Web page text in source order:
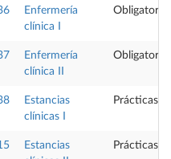
Enfermería
clínica I
Obligatoria
Enfermería
clínica II
Obligatoria
Estancias
clínicas I
Prácticas
Estancias
Prácticas